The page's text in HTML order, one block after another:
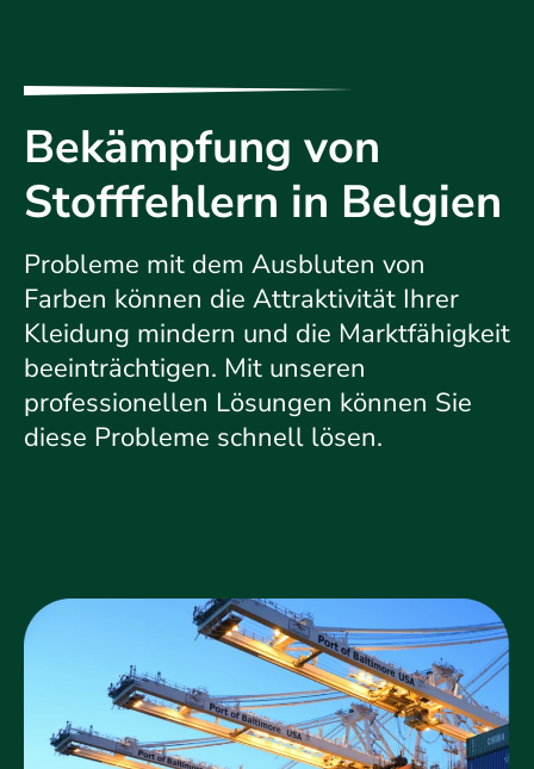
Bekämpfung von
Stofffehlern in Belgien
Probleme mit dem Ausbluten von
Farben können die Attraktivität Ihrer
Kleidung mindern und die Marktfähigkeit
beeinträchtigen. Mit unseren
professionellen Lösungen können Sie
diese Probleme schnell lösen.